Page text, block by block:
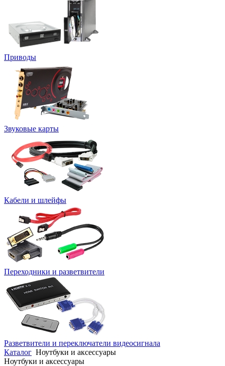
Приводы
Звуковые карты
Кабели и шлейфы
Переходники и разветвители
Разветвители и переключатели видеосигнала
Каталог Ноутбуки и аксессуары
Ноутбуки и аксессуары